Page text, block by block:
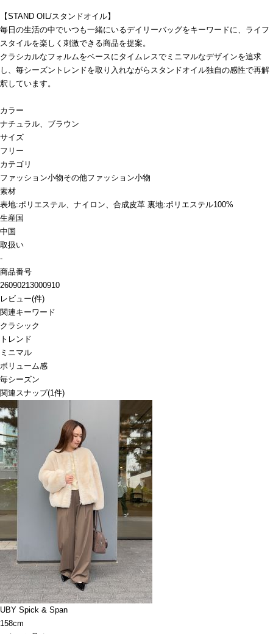
【STAND OIL/スタンドオイル】
毎日の生活の中でいつも一緒にいるデイリーバッグをキーワードに、ライフ
スタイルを楽しく刺激できる商品を提案。
クラシカルなフォルムをベースにタイムレスでミニマルなデザインを追求
し、毎シーズントレンドを取り入れながらスタンドオイル独自の感性で再解
釈しています。
カラー
ナチュラル、ブラウン
サイズ
フリー
カテゴリ
ファッション小物その他ファッション小物
素材
表地:ポリエステル、ナイロン、合成皮革 裏地:ポリエステル100%
生産国
中国
取扱い
-
商品番号
26090213000910
レビュー(件)
関連キーワード
クラシック
トレンド
ミニマル
ボリューム感
毎シーズン
関連スナップ(1件)
UBY Spick & Span
158cm